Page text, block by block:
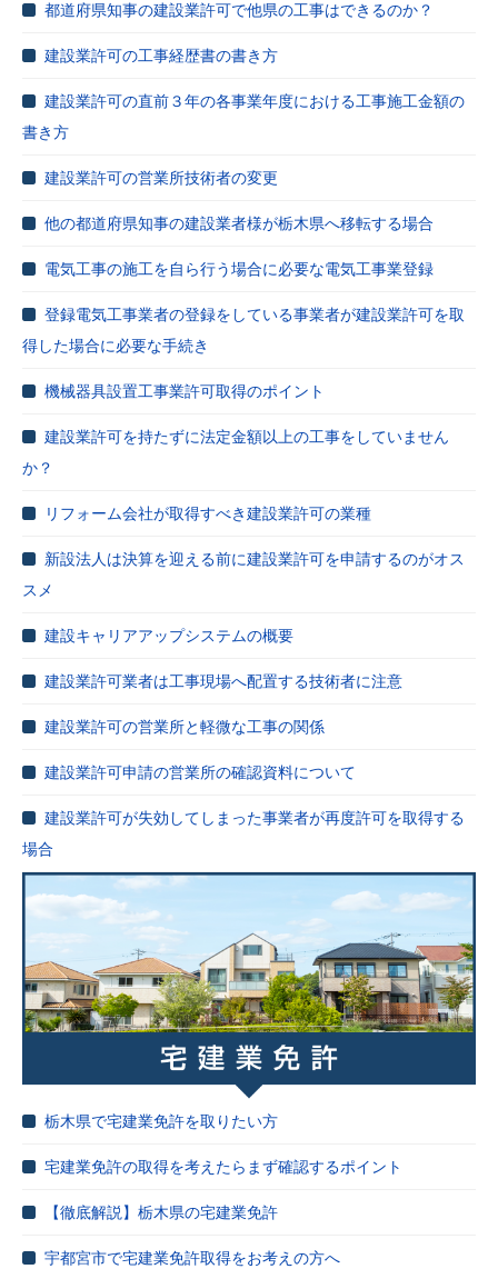
都道府県知事の建設業許可で他県の工事はできるのか？
建設業許可の工事経歴書の書き方
建設業許可の直前３年の各事業年度における工事施工金額の
書き方
建設業許可の営業所技術者の変更
他の都道府県知事の建設業者様が栃木県へ移転する場合
電気工事の施工を自ら行う場合に必要な電気工事業登録
登録電気工事業者の登録をしている事業者が建設業許可を取
得した場合に必要な手続き
機械器具設置工事業許可取得のポイント
建設業許可を持たずに法定金額以上の工事をしていません
か？
リフォーム会社が取得すべき建設業許可の業種
新設法人は決算を迎える前に建設業許可を申請するのがオス
スメ
建設キャリアアップシステムの概要
建設業許可業者は工事現場へ配置する技術者に注意
建設業許可の営業所と軽微な工事の関係
建設業許可申請の営業所の確認資料について
建設業許可が失効してしまった事業者が再度許可を取得する
場合
栃木県で宅建業免許を取りたい方
宅建業免許の取得を考えたらまず確認するポイント
【徹底解説】栃木県の宅建業免許
宇都宮市で宅建業免許取得をお考えの方へ